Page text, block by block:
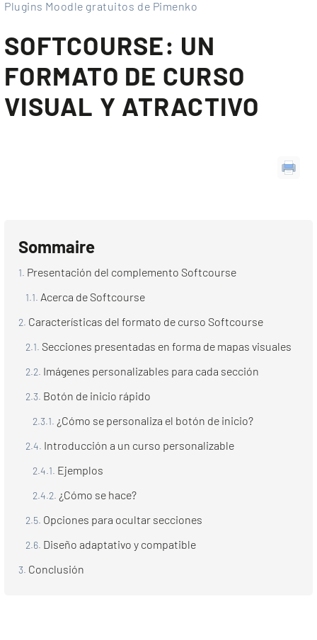
Plugins Moodle gratuitos de Pimenko
SOFTCOURSE: UN
FORMATO DE CURSO
VISUAL Y ATRACTIVO
Sommaire
Presentación del complemento Softcourse
Acerca de Softcourse
Características del formato de curso Softcourse
Secciones presentadas en forma de mapas visuales
Imágenes personalizables para cada sección
Botón de inicio rápido
¿Cómo se personaliza el botón de inicio?
Introducción a un curso personalizable
Ejemplos
¿Cómo se hace?
Opciones para ocultar secciones
Diseño adaptativo y compatible
Conclusión